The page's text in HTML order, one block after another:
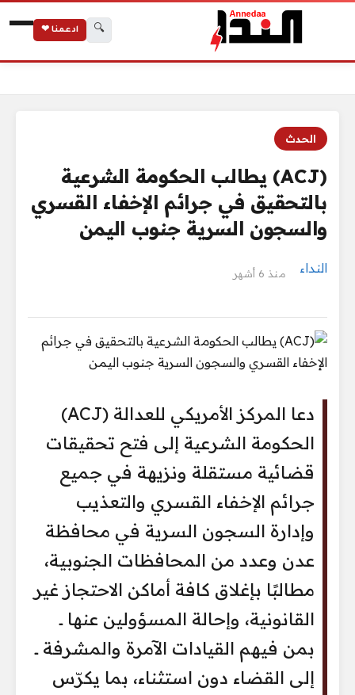
🔍 ادعمنا ❤
الحدث
(ACJ) يطالب الحكومة الشرعية
بالتحقيق في جرائم الإخفاء القسري
والسجون السرية جنوب اليمن
النداء منذ 6 أشهر
دعا المركز الأمريكي للعدالة (ACJ)
الحكومة الشرعية إلى فتح تحقيقات
قضائية مستقلة ونزيهة في جميع
جرائم الإخفاء القسري والتعذيب
وإدارة السجون السرية في محافظة
عدن وعدد من المحافظات الجنوبية،
مطالبًا بإغلاق كافة أماكن الاحتجاز غير
القانونية، وإحالة المسؤولين عنها ــ
بمن فيهم القيادات الآمرة والمشرفة ــ
إلى القضاء دون استثناء، بما يكرّس